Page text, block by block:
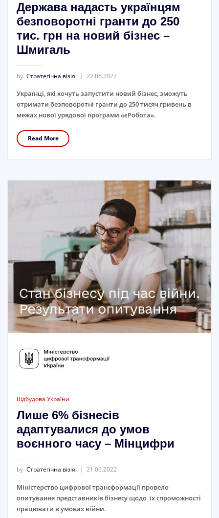
Держава надасть українцям
безповоротні гранти до 250
тис. грн на новий бізнес –
Шмигаль
by Стратегічна візія 22.06.2022
Українці, які хочуть запустити новий бізнес, зможуть
отримати безповоротні гранти до 250 тисяч гривень в
межах нової урядової програми «єРобота».
Read More
Відбудова України
Лише 6% бізнесів
адаптувалися до умов
воєнного часу – Мінцифри
by Стратегічна візія 21.06.2022
Міністерство цифрової трансформації провело
опитування представників бізнесу щодо їх спроможності
працювати в умовах війни.